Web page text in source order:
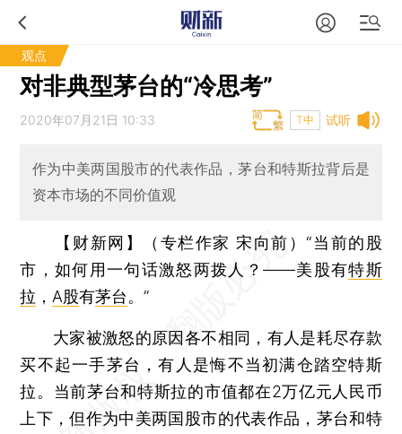
观点
对非典型茅台的“冷思考”
试听
2020年07月21日 10:33 T中
作为中美两国股市的代表作品，茅台和特斯拉背后是
资本市场的不同价值观
【财新网】（专栏作家 宋向前）“当前的股
市，如何用一句话激怒两拨人？——美股有特斯
拉 ， A股有茅台。”
大家被激怒的原因各不相同，有人是耗尽存款
买不起一手茅台，有人是悔不当初满仓踏空特斯
拉。当前茅台和特斯拉的市值都在2万亿元人民币
上下，但作为中美两国股市的代表作品，茅台和特